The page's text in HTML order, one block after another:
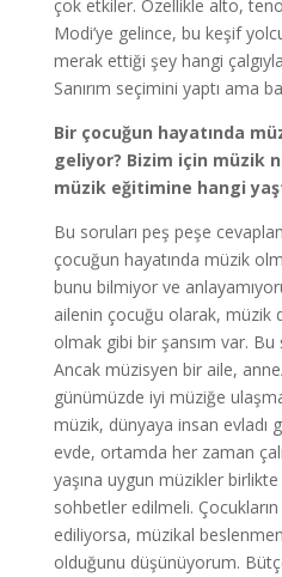
çok etkiler. Özellikle alto,
Modi’ye gelince, bu keşif
merak ettiği şey hangi
Sanırım seçimini yaptı ama
Bir çocuğun hayatında
geliyor? Bizim için müzik
müzik eğitimine hangi
Bu soruları peş peşe
çocuğun hayatında müzik
bunu bilmiyor ve
ailenin çocuğu olarak, müzik
olmak gibi bir şansım var. Bu
Ancak müzisyen bir aile,
günümüzde iyi müziğe
müzik, dünyaya insan evladı
evde, ortamda her zaman
yaşına uygun müzikler
sohbetler edilmeli.
ediliyorsa, müzikal
olduğunu düşünüyorum.